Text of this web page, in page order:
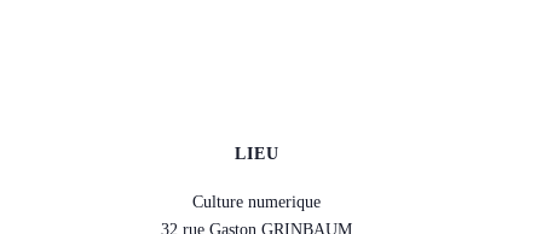
LIEU
Culture numerique
32 rue Gaston GRINBAUM